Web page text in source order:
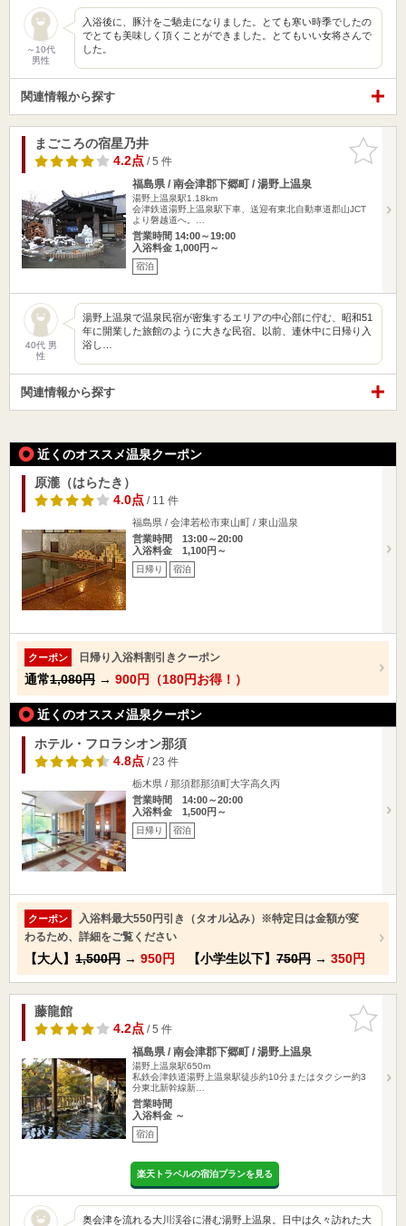
～10代
男性
入浴後に、豚汁をご馳走になりました。とても寒い時季でしたの
でとても美味しく頂くことができました。とてもいい女将さんで
した。
関連情報から探す
お気に入
りに追加
まごころの宿星乃井
4.2点/ 5 件
福島県 / 南会津郡下郷町 / 湯野上温泉
湯野上温泉駅1.18km
会津鉄道湯野上温泉駅下車、送迎有東北自動車道郡山JCT
より磐越道へ。…
営業時間 14:00～19:00
入浴料金 1,000円～
宿泊
40代 男
性
湯野上温泉で温泉民宿が密集するエリアの中心部に佇む、昭和51
年に開業した旅館のように大きな民宿。以前、連休中に日帰り入
浴し…
関連情報から探す
近くのオススメ温泉クーポン
原瀧（はらたき）
4.0点/ 11 件
福島県 / 会津若松市東山町 / 東山温泉
営業時間 13:00～20:00
入浴料金 1,100円～
日帰り 宿泊
クーポン 日帰り入浴料割引きクーポン
通常1,080円 → 900円（180円お得！）
近くのオススメ温泉クーポン
ホテル・フロラシオン那須
4.8点/ 23 件
栃木県 / 那須郡那須町大字高久丙
営業時間 14:00～20:00
入浴料金 1,500円～
日帰り 宿泊
クーポン
入浴料最大550円引き（タオル込み）※特定日は金額が変
わるため、詳細をご覧ください
【大人】 1,500円 → 950円 【小学生以下】 750円 → 350円
お気に入
りに追加
藤龍館
4.2点/ 5 件
福島県 / 南会津郡下郷町 / 湯野上温泉
湯野上温泉駅650m
私鉄会津鉄道湯野上温泉駅徒歩約10分またはタクシー約3
分東北新幹線新…
営業時間
入浴料金 ～
宿泊
楽天トラベルの宿泊プランを見る
奥会津を流れる大川渓谷に潜む湯野上温泉。日中は久々訪れた大